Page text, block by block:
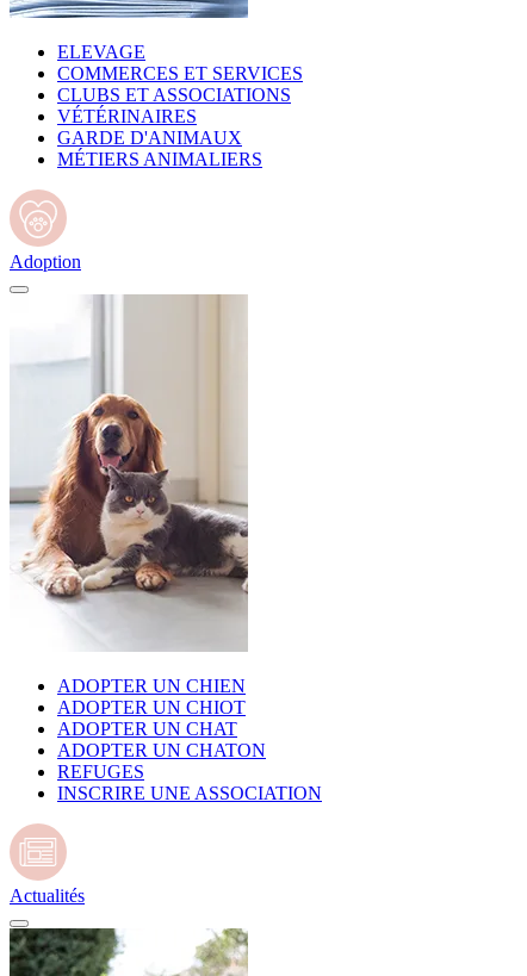
ELEVAGE
COMMERCES ET SERVICES
CLUBS ET ASSOCIATIONS
VÉTÉRINAIRES
GARDE D'ANIMAUX
MÉTIERS ANIMALIERS
Adoption
ADOPTER UN CHIEN
ADOPTER UN CHIOT
ADOPTER UN CHAT
ADOPTER UN CHATON
REFUGES
INSCRIRE UNE ASSOCIATION
Actualités